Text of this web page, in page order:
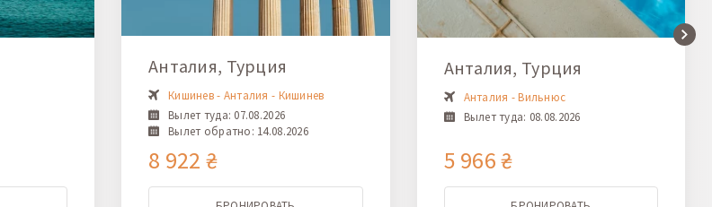
Анталия, Турция
Кишинев - Анталия - Кишинев
Вылет туда: 07.08.2026
Вылет обратно: 14.08.2026
8 922 ₴
Анталия, Турция
Анталия - Вильнюс
Вылет туда: 08.08.2026
5 966 ₴